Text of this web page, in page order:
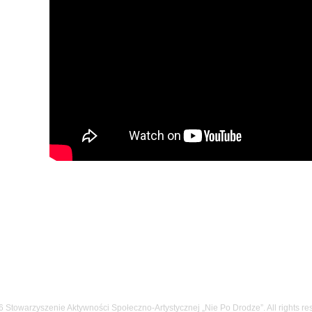
Stowarzyszenie Aktywności Społeczno-Artystycznej „Nie Po Drodze”. All rights